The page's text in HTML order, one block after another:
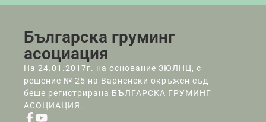
Българска груминг
асоциация
На 24.01.2017г. на основание ЗЮЛНЦ, с
решение № 25 на Варненски окръжен съд
беше регистрирана БЪЛГАРСКА ГРУМИНГ
АСОЦИАЦИЯ.